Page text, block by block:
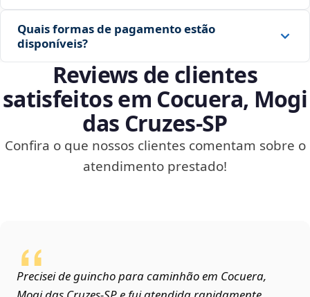
Quais formas de pagamento estão
disponíveis?
Reviews de clientes
satisfeitos em Cocuera, Mogi
das Cruzes‑SP
Confira o que nossos clientes comentam sobre o
atendimento prestado!
Precisei de guincho para caminhão em Cocuera,